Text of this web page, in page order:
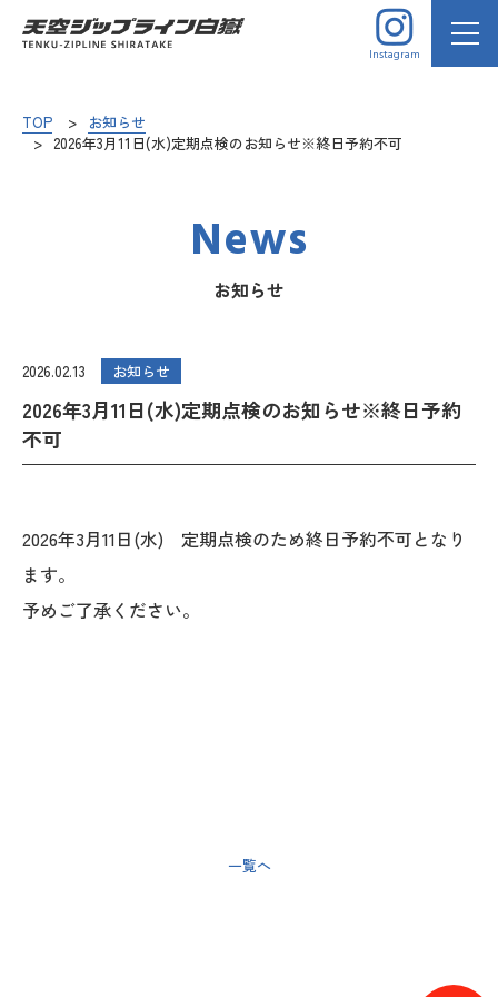
Instagram
TOP
お知らせ
2026年3月11日(水)定期点検のお知らせ※終日予約不可
News
お知らせ
2026.02.13 お知らせ
2026年3月11日(水)定期点検のお知らせ※終日予約
不可
2026年3月11日(水) 定期点検のため終日予約不可となり
ます。
予めご了承ください。
一覧へ